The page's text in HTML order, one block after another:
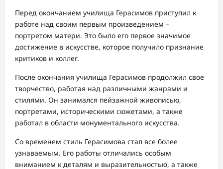
Перед окончанием училища Герасимов приступил к
работе над своим первым произведением –
портретом матери. Это было его первое значимое
достижение в искусстве, которое получило признание
критиков и коллег.
После окончания училища Герасимов продолжил свое
творчество, работая над различными жанрами и
стилями. Он занимался пейзажной живописью,
портретами, историческими сюжетами, а также
работал в области монументального искусства.
Со временем стиль Герасимова стал все более
узнаваемым. Его работы отличались особым
вниманием к деталям и выразительностью, а также